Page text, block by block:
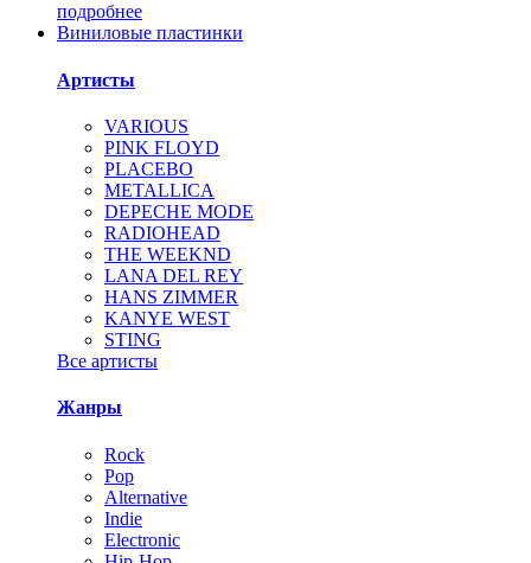
подробнее
Виниловые пластинки
Артисты
VARIOUS
PINK FLOYD
PLACEBO
METALLICA
DEPECHE MODE
RADIOHEAD
THE WEEKND
LANA DEL REY
HANS ZIMMER
KANYE WEST
STING
Все артисты
Жанры
Rock
Pop
Alternative
Indie
Electronic